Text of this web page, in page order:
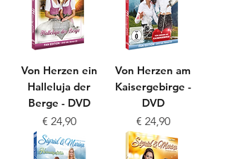
Von Herzen ein
Halleluja der
Berge - DVD
Preis
€ 24,90
Von Herzen am
Kaisergebirge -
DVD
Preis
€ 24,90